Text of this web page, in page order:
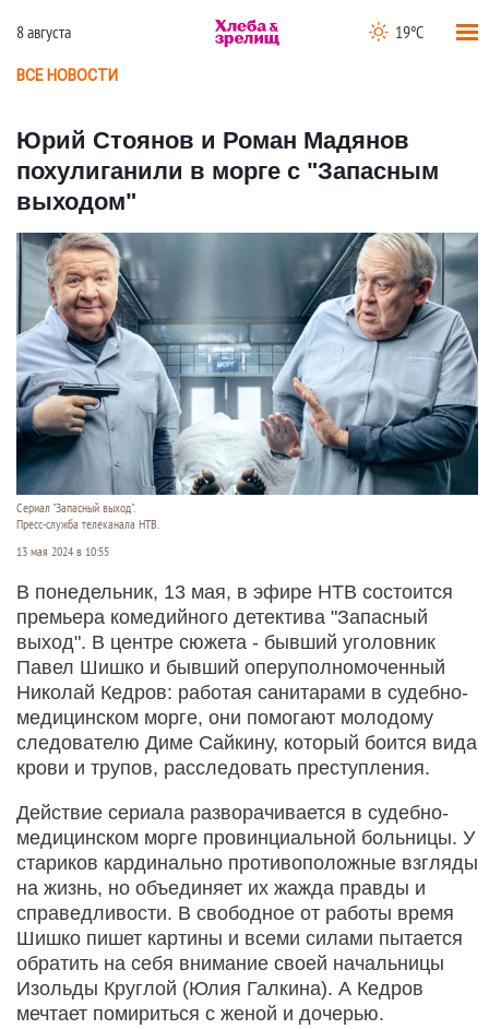
8 августа 19°C
ВСЕ НОВОСТИ
Юрий Стоянов и Роман Мадянов
похулиганили в морге с "Запасным
выходом"
Сериал "Запасный выход".
Пресс-служба телеканала НТВ.
13 мая 2024 в 10:55
В понедельник, 13 мая, в эфире НТВ состоится
премьера комедийного детектива "Запасный
выход". В центре сюжета - бывший уголовник
Павел Шишко и бывший оперуполномоченный
Николай Кедров: работая санитарами в судебно-
медицинском морге, они помогают молодому
следователю Диме Сайкину, который боится вида
крови и трупов, расследовать преступления.
Действие сериала разворачивается в судебно-
медицинском морге провинциальной больницы. У
стариков кардинально противоположные взгляды
на жизнь, но объединяет их жажда правды и
справедливости. В свободное от работы время
Шишко пишет картины и всеми силами пытается
обратить на себя внимание своей начальницы
Изольды Круглой (Юлия Галкина). А Кедров
мечтает помириться с женой и дочерью.